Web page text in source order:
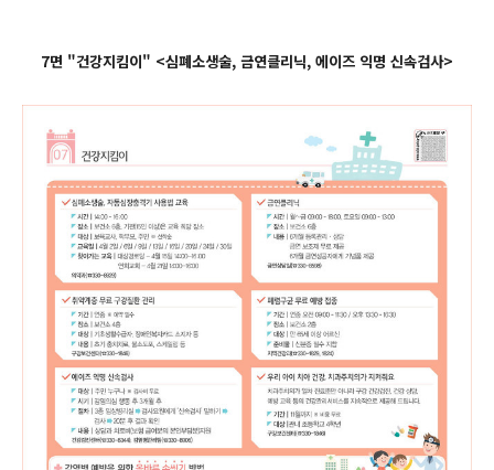
7면 "건강지킴이" <심폐소생술, 금연클리닉, 에이즈 익명 신속검사>